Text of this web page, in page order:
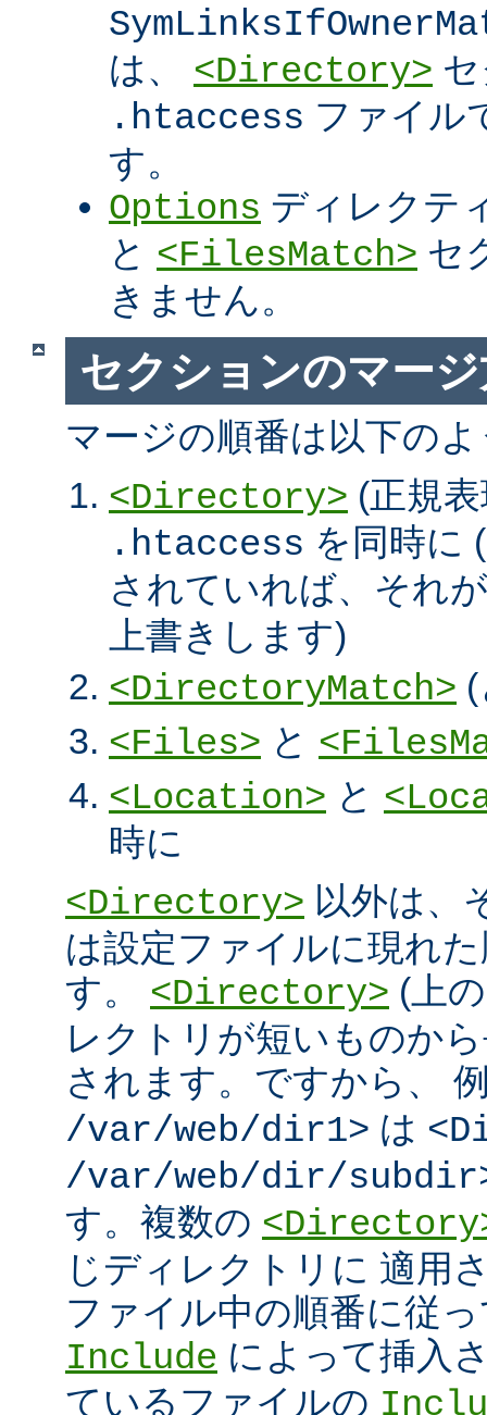
は、 <Directory>
.htaccess ファイル
す。
Options ディレクテ
と <FilesMatch> セ
きません。
セクションのマー
マージの順番は以下の
<Directory> (正規
.htaccess を同時に (
されていれば、それ
上書きします)
<DirectoryMatch>
<Files> と
<Location> と
時に
<Directory> 以外は、
は設定ファイルに現れ
す。 <Directory> (上
レクトリが短いものか
されます。ですから、
/var/web/dir1> は
/var/web/dir/
す。複数の
じディレクトリに 適用
ファイル中の順番に従
Include によって挿入
ているファイルの